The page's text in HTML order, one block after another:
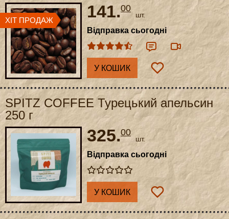
141.00
шт.
Відправка сьогодні
У КОШИК
SPITZ COFFEE Турецький апельсин
250 г
325.00
шт.
Відправка сьогодні
У КОШИК